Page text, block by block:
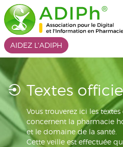
AIDEZ L'ADIPH
Textes
Vous trouverez ici les
concernent la pharmacie
et le domaine de la santé.
Cette veille est effectuée